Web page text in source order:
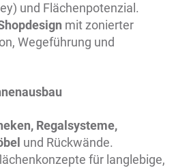
und Flächenpotenzial.
mit zonierter
Wegeführung und
Regalsysteme,
und Rückwände.
für langlebige,